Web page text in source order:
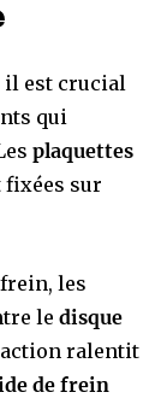
il est crucial
qui
plaquettes
fixées sur
les
le disque
action ralentit
de frein